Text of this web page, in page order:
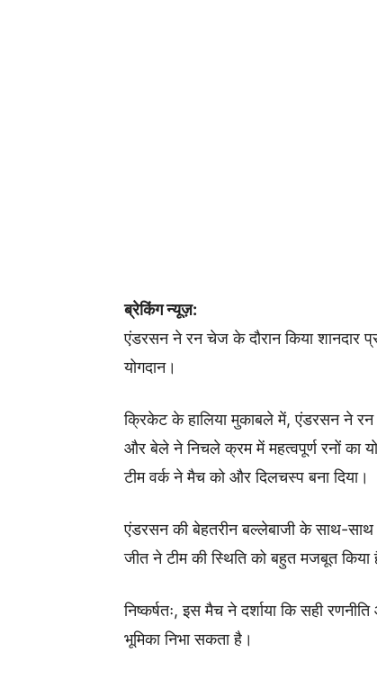
ब्रेकिंग न्यूज़:
एंडरसन ने रन चेज के दौरान किया शानदार
योगदान।
क्रिकेट के हालिया मुकाबले में, एंडरसन ने रन
और बेले ने निचले क्रम में महत्वपूर्ण रनों का
टीम वर्क ने मैच को और दिलचस्प बना दिया।
एंडरसन की बेहतरीन बल्लेबाजी के साथ-
जीत ने टीम की स्थिति को बहुत मजबूत किया
निष्कर्षतः, इस मैच ने दर्शाया कि सही
भूमिका निभा सकता है।